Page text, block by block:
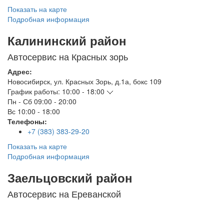
Показать на карте
Подробная информация
Калининский район
Автосервис на Красных зорь
Адрес:
Новосибирск, ул. Красных Зорь, д.1а, бокс 109
График работы: 10:00 - 18:00
Пн - Сб 09:00 - 20:00
Вс 10:00 - 18:00
Телефоны:
+7 (383) 383-29-20
Показать на карте
Подробная информация
Заельцовский район
Автосервис на Ереванской